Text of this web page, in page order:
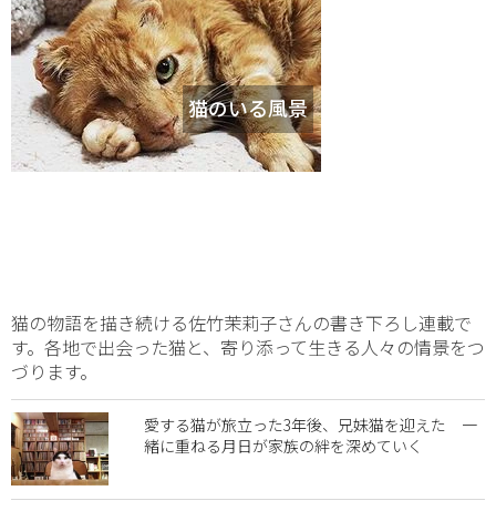
猫のいる風景
猫の物語を描き続ける佐竹茉莉子さんの書き下ろし連載で
す。各地で出会った猫と、寄り添って生きる人々の情景をつ
づります。
愛する猫が旅立った3年後、兄妹猫を迎えた 一
緒に重ねる月日が家族の絆を深めていく